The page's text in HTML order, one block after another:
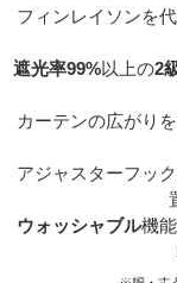
フィンレイソンを
遮光率99%以上の2
カーテンの広がり
アジャスターフッ
ウォッシャブル機